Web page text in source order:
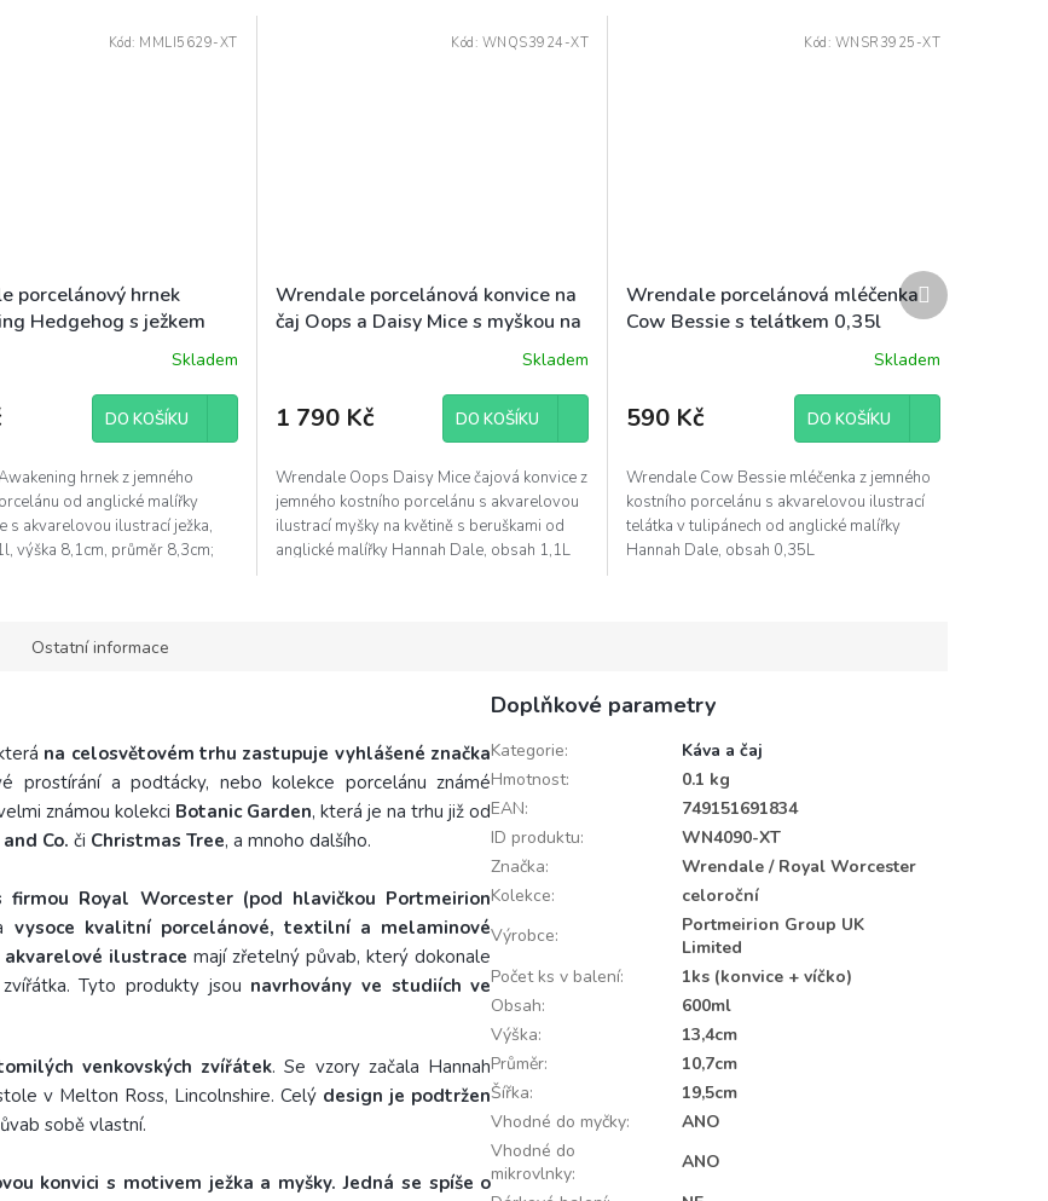
porcelánový hrnek
Hedgehog s ježkem
Skladem
DO KOŠÍKU
hrnek z jemného
od anglické malířky
s akvarelovou ilustrací ježka,
výška 8,1cm, průměr 8,3cm;
Kód: MMLI5629-XT
Wrendale porcelánová konvice na
čaj Oops a Daisy Mice s myškou na
Skladem
1 790 Kč DO KOŠÍKU
Wrendale Oops Daisy Mice čajová konvice z
jemného kostního porcelánu s akvarelovou
ilustrací myšky na květině s beruškami od
anglické malířky Hannah Dale, obsah 1,1L
Kód: WNQS3924-XT
Wrendale porcelánová mléčenka
Cow Bessie s telátkem 0,35l
Skladem
590 Kč DO KOŠÍKU
Wrendale Cow Bessie mléčenka z jemného
kostního porcelánu s akvarelovou ilustrací
telátka v tulipánech od anglické malířky
Hannah Dale, obsah 0,35L
Kód: WNSR3925-XT
Další
produkt
Ostatní informace
na celosvětovém trhu zastupuje vyhlášené značka
prostírání a podtácky, nebo kolekce porcelánu známé
známou kolekci Botanic Garden, která je na trhu již od
Co. či Christmas Tree, a mnoho dalšího.
Royal Worcester (pod hlavičkou Portmeirion
vysoce kvalitní porcelánové, textilní a melaminové
akvarelové ilustrace mají zřetelný půvab, který dokonale
Tyto produkty jsou navrhovány ve studiích ve
venkovských zvířátek. Se vzory začala Hannah
v Melton Ross, Lincolnshire. Celý design je podtržen
sobě vlastní.
konvici s motivem ježka a myšky. Jedná se spíše o
Doplňkové parametry
Kategorie:
Káva a čaj
Hmotnost:
0.1 kg
EAN:
749151691834
ID produktu:
WN4090-XT
Značka:
Wrendale / Royal Worcester
Kolekce:
celoroční
Výrobce:
Portmeirion Group UK
Limited
Počet ks v balení:
1ks (konvice + víčko)
Obsah:
600ml
Výška:
13,4cm
Průměr:
10,7cm
Šířka:
19,5cm
Vhodné do myčky:
ANO
Vhodné do
mikrovlnky:
ANO